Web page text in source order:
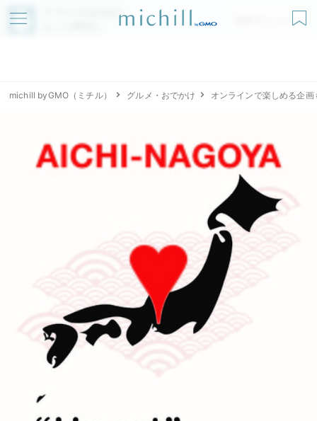
アプリでmichillが
無料ダウンロード
michill byGMO（ミチル） グルメ・おでかけ オンラインで楽しめる企